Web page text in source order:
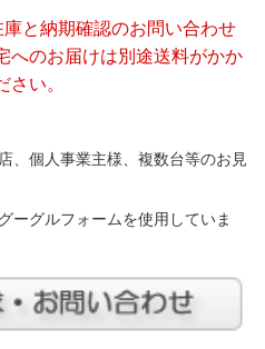
と納期確認のお問い合わせ
へのお届けは別途送料がかか
い。
、個人事業主様、複数台等のお見
ーグルフォームを使用していま